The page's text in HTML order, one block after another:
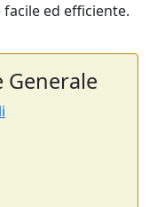
ed efficiente.
Generale